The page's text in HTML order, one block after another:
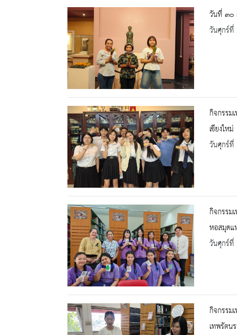
วันที่ ๓๐
วันศุกร์ที่
กิจกรรม
เชียงใหม่
วันศุกร์ที่
กิจกรรม
หอสมุดแ
วันศุกร์ที่
กิจกรรม
เทพรัตน